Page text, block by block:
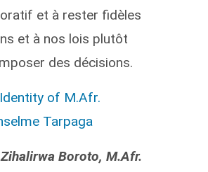
et à rester fidèles
et à nos lois plutôt
des décisions.
of M.Afr.
Tarpaga
Boroto, M.Afr.